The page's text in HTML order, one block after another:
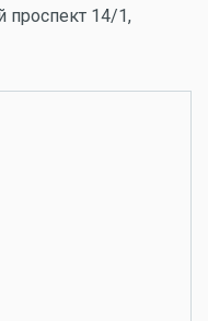
проспект 14/1,